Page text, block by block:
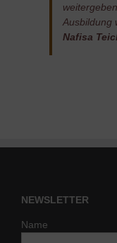
Ausbildung
Nafisa
NEWSLETTER
Name